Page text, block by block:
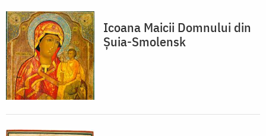
Icoana Maicii Domnului din
Șuia-Smolensk